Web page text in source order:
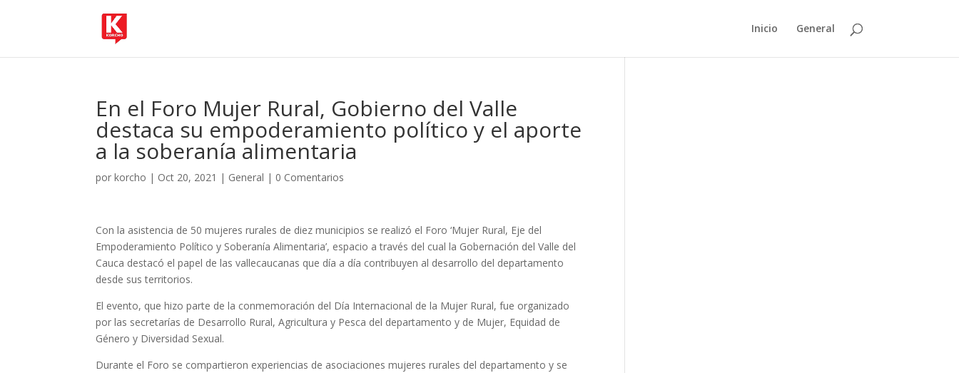
Inicio General
En el Foro Mujer Rural, Gobierno del Valle
destaca su empoderamiento político y el aporte
a la soberanía alimentaria
porkorcho | Oct 20, 2021 | General | 0 Comentarios
Con la asistencia de 50 mujeres rurales de diez municipios se realizó el Foro ‘Mujer Rural, Eje del
Empoderamiento Político y Soberanía Alimentaria’, espacio a través del cual la Gobernación del Valle del
Cauca destacó el papel de las vallecaucanas que día a día contribuyen al desarrollo del departamento
desde sus territorios.
El evento, que hizo parte de la conmemoración del Día Internacional de la Mujer Rural, fue organizado
por las secretarías de Desarrollo Rural, Agricultura y Pesca del departamento y de Mujer, Equidad de
Género y Diversidad Sexual.
Durante el Foro se compartieron experiencias de asociaciones mujeres rurales del departamento y se